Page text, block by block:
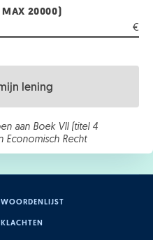
MAX 20000)
€
lening
aan Boek VII (titel 4
Economisch Recht
WOORDENLIJST
KLACHTEN